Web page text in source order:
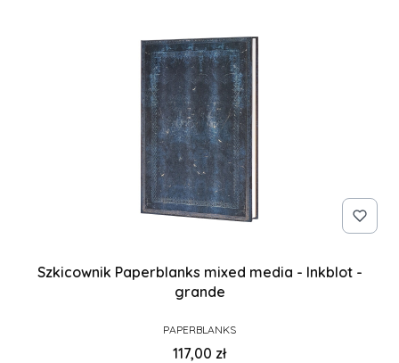
Szkicownik Paperblanks mixed media - Inkblot -
grande
PRODUCENT
PAPERBLANKS
Cena
117,00 zł